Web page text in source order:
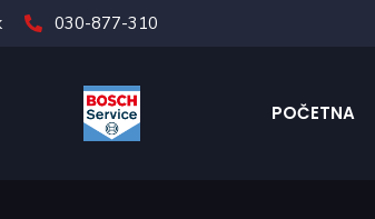
030-877-310
POČETNA